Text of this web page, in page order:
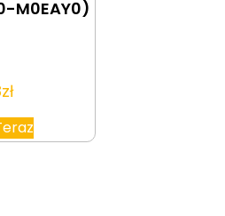
M0EAY0)
zł